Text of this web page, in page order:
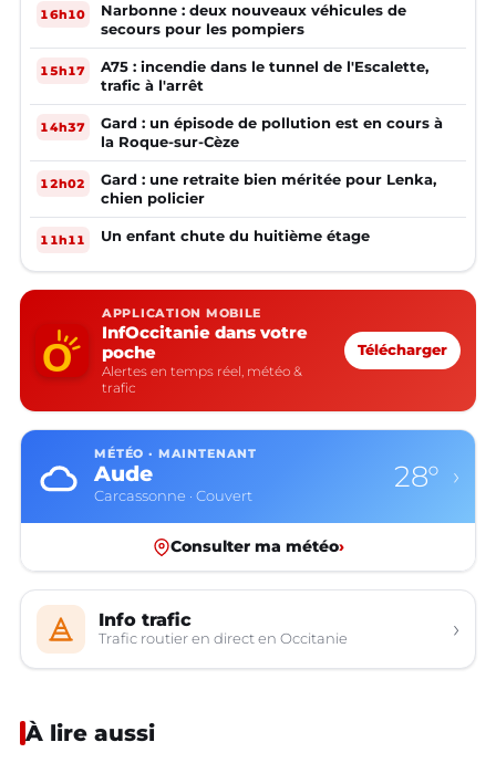
16h10
Narbonne : deux nouveaux véhicules de
secours pour les pompiers
15h17
A75 : incendie dans le tunnel de l'Escalette,
trafic à l'arrêt
14h37
Gard : un épisode de pollution est en cours à
la Roque-sur-Cèze
12h02
Gard : une retraite bien méritée pour Lenka,
chien policier
11h11 Un enfant chute du huitième étage
APPLICATION MOBILE
InfOccitanie dans votre
poche
Alertes en temps réel, météo &
trafic
Télécharger
MÉTÉO · MAINTENANT
Aude
Carcassonne · Couvert
28° ›
Consulter ma météo›
Info trafic
Trafic routier en direct en Occitanie ›
À lire aussi